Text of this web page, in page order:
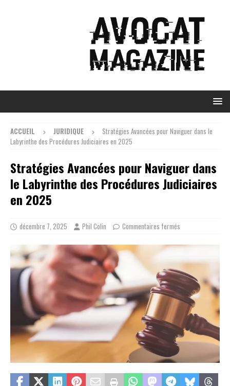
ACCUEIL JURIDIQUE
Stratégies Avancées pour Naviguer dans le
Labyrinthe des Procédures Judiciaires en 2025
Stratégies Avancées pour Naviguer dans
le Labyrinthe des Procédures Judiciaires
en 2025
décembre 7, 2025 Phil Colin Commentaires fermés